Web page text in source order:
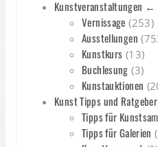
Kunstveranstaltungen ←
Vernissage (253)
Ausstellungen
Kunstkurs (13)
Buchlesung (3)
Kunstauktionen
Kunst Tipps und Ratgeber
Tipps für
Tipps für Galerien